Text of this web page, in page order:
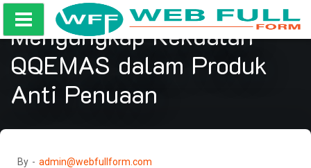
Skip
content
Mengungkap Kekuatan
QQEMAS dalam Produk
Anti Penuaan
By - admin@webfullform.com